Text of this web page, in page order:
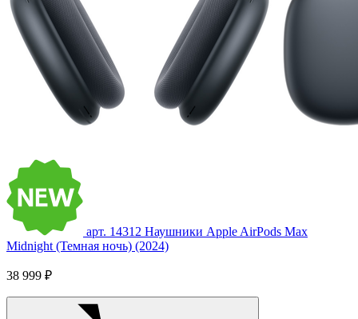
арт. 14312 Наушники Apple AirPods Max
Midnight (Темная ночь) (2024)
38 999 ₽